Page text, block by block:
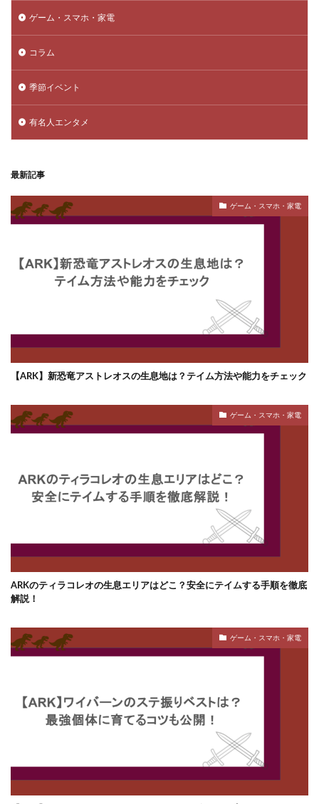
ゲーム・スマホ・家電
コラム
季節イベント
有名人エンタメ
最新記事
ゲーム・スマホ・家電
【ARK】新恐竜アストレオスの生息地は？テイム方法や能力をチェック
ゲーム・スマホ・家電
ARKのティラコレオの生息エリアはどこ？安全にテイムする手順を徹底
解説！
ゲーム・スマホ・家電